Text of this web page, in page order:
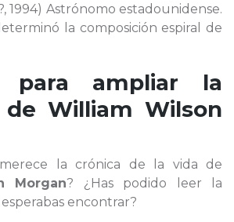
1994) Astrónomo estadounidense.
la composición espiral de
para ampliar la
de William Wilson
la crónica de la vida de
Morgan? ¿Has podido leer la
encontrar?